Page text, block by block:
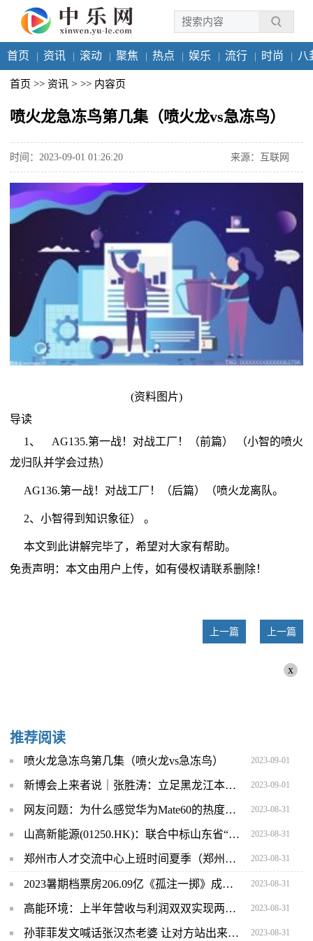
首页 资讯 滚动 聚焦 热点 娱乐 流行 时尚 八
首页 >> 资讯 > >> 内容页
喷火龙急冻鸟第几集（喷火龙vs急冻鸟）
时间：2023-09-01 01:26:20 来源：互联网
(资料图片)
导读
1、 AG135.第一战！对战工厂！（前篇） （小智的喷火
龙归队并学会过热）
AG136.第一战！对战工厂！（后篇）（喷火龙离队。
2、小智得到知识象征） 。
本文到此讲解完毕了，希望对大家有帮助。
免责声明：本文由用户上传，如有侵权请联系删除！
上一篇 上一篇
x
推荐阅读
喷火龙急冻鸟第几集（喷火龙vs急冻鸟） 2023-09-01
新博会上来者说｜张胜涛：立足黑龙江本土企业 拓宽碳化硅上下游产业链 2023-09-01
网友问题：为什么感觉华为Mate60的热度要比iPhone 15高很多？ 2023-08-31
山高新能源(01250.HK)：联合中标山东省“十四五”首批集中式陆上风电项目竞争性配置指标 2023-08-31
郑州市人才交流中心上班时间夏季（郑州市人才交流中心） 2023-08-31
2023暑期档票房206.09亿《孤注一掷》成票房冠军 2023-08-31
高能环境：上半年营收与利润双双实现两位数增长 资源化布局与垃圾焚烧双线勾勒发展新优势 2023-08-31
孙菲菲发文喊话张汉杰老婆 让对方站出来澄清 2023-08-31